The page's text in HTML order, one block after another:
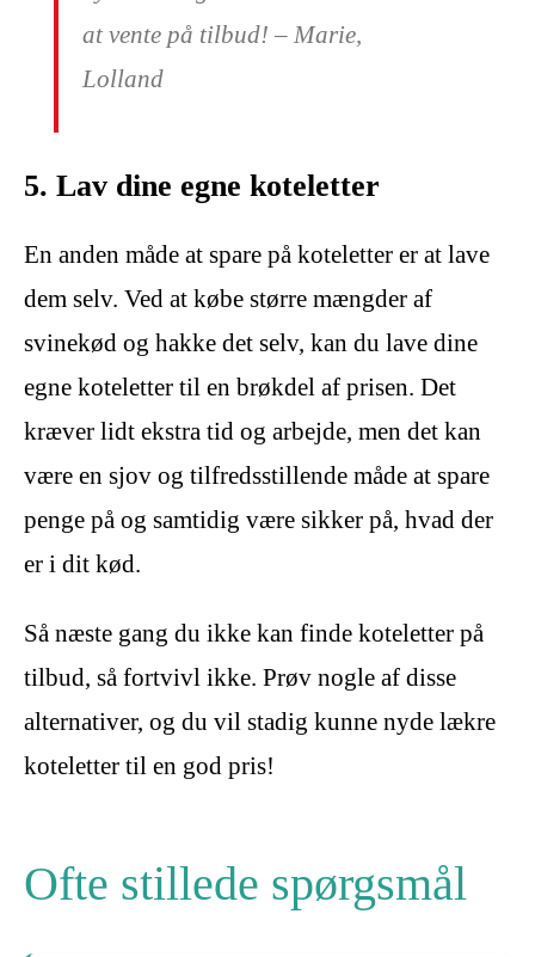
at vente på tilbud! – Marie,
Lolland
5. Lav dine egne koteletter
En anden måde at spare på koteletter er at lave
dem selv. Ved at købe større mængder af
svinekød og hakke det selv, kan du lave dine
egne koteletter til en brøkdel af prisen. Det
kræver lidt ekstra tid og arbejde, men det kan
være en sjov og tilfredsstillende måde at spare
penge på og samtidig være sikker på, hvad der
er i dit kød.
Så næste gang du ikke kan finde koteletter på
tilbud, så fortvivl ikke. Prøv nogle af disse
alternativer, og du vil stadig kunne nyde lækre
koteletter til en god pris!
Ofte stillede spørgsmål